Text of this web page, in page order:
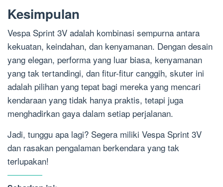
Kesimpulan
Vespa Sprint 3V adalah kombinasi sempurna antara
kekuatan, keindahan, dan kenyamanan. Dengan desain
yang elegan, performa yang luar biasa, kenyamanan
yang tak tertandingi, dan fitur-fitur canggih, skuter ini
adalah pilihan yang tepat bagi mereka yang mencari
kendaraan yang tidak hanya praktis, tetapi juga
menghadirkan gaya dalam setiap perjalanan.
Jadi, tunggu apa lagi? Segera miliki Vespa Sprint 3V
dan rasakan pengalaman berkendara yang tak
terlupakan!